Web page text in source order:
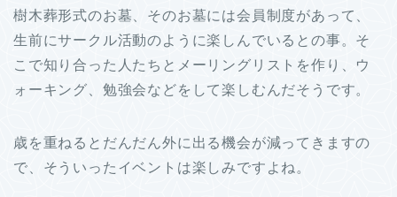
樹木葬形式のお墓、そのお墓には会員制度があって、
生前にサークル活動のように楽しんでいるとの事。そ
こで知り合った人たちとメーリングリストを作り、ウ
ォーキング、勉強会などをして楽しむんだそうです。
歳を重ねるとだんだん外に出る機会が減ってきますの
で、そういったイベントは楽しみですよね。